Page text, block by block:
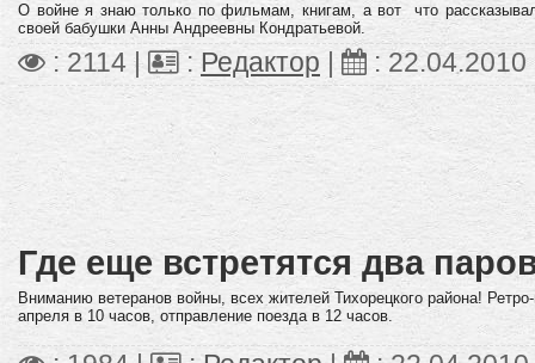
О войне я знаю только по фильмам, книгам, а вот что
своей бабушки Анны Андреевны Кондратьевой.
: 2114 | : Редактор : 22.04.2010
Где еще встретятся два
Вниманию ветеранов войны, всех жителей Тихорецкого района!
апреля в 10 часов, отправление поезда в 12 часов.